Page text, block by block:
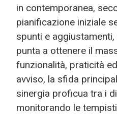
in contemporanea,
pianificazione iniziale
spunti e
punta a ottenere il
funzionalità, praticità
avviso, la sfida
sinergia proficua tra i
monitorando le